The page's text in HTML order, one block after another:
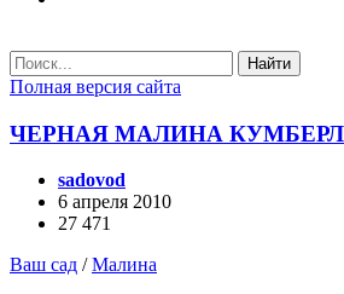
Найти
Полная версия сайта
ЧЕРНАЯ МАЛИНА
sadovod
6 апреля 2010
27 471
Ваш сад /Малина